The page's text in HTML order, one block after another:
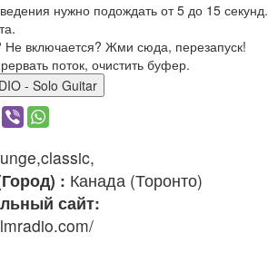
нужно подождать от 5 до 15 секунд.
Не включается? Жми сюда, перезапуск!
поток, очистить буфер.
RADIO - Solo Guitar
: Канада (Торонто)
сайт: